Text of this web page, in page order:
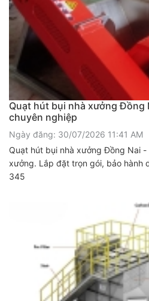
Quạt hút bụi nhà xưởng Đồng
chuyên nghiệp
Ngày đăng: 30/07/2026 11:41 AM
Quạt hút bụi nhà xưởng Đồng Nai
xưởng. Lắp đặt trọn gói, bảo hành
345